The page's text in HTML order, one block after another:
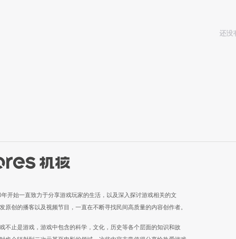
还没
开始一直致力于分享游戏玩家的生活，以及深入探讨游戏相关的文
原创的播客以及视频节目，一直在不断寻找民间高质量的内容创作者。
不止是游戏，游戏中包含的科学，文化，历史等各个层面的知识和故